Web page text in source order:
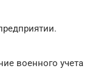
военного учета